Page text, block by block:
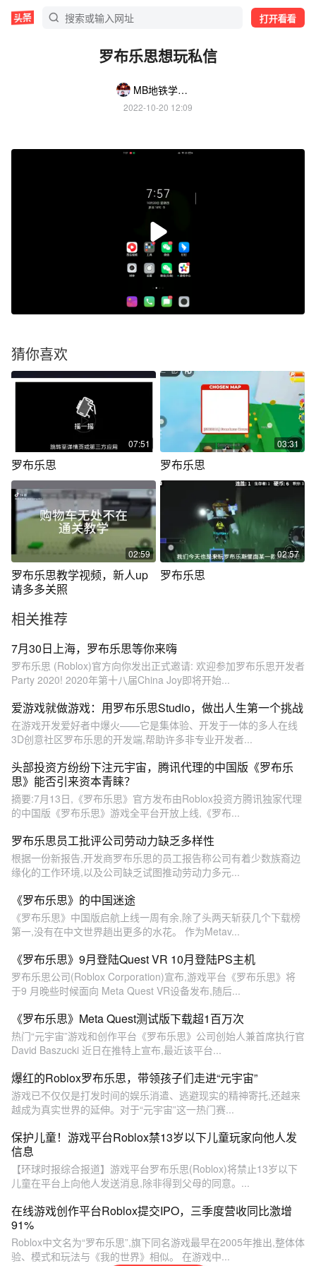
打开看看
罗布乐思想玩私信
MB地铁学院kun
2022-10-20 12:09
猜你喜欢
07:51
罗布乐思
03:31
罗布乐思
02:59
罗布乐思教学视频，新人up
请多多关照
02:57
罗布乐思
相关推荐
7月30日上海，罗布乐思等你来嗨
罗布乐思 (Roblox)官方向你发出正式邀请: 欢迎参加罗布乐思开发者
Party 2020! 2020年第十八届China Joy即将开始...
爱游戏就做游戏：用罗布乐思Studio，做出人生第一个挑战
在游戏开发爱好者中爆火——它是集体验、开发于一体的多人在线
3D创意社区罗布乐思的开发端,帮助许多非专业开发者...
头部投资方纷纷下注元宇宙，腾讯代理的中国版《罗布乐
思》能否引来资本青睐？
摘要:7月13日,《罗布乐思》官方发布由Roblox投资方腾讯独家代理
的中国版《罗布乐思》游戏全平台开放上线,《罗布...
罗布乐思员工批评公司劳动力缺乏多样性
根据一份新报告,开发商罗布乐思的员工报告称公司有着少数族裔边
缘化的工作环境,以及公司缺乏试图推动劳动力多元...
《罗布乐思》的中国迷途
《罗布乐思》中国版启航上线一周有余,除了头两天斩获几个下载榜
第一,没有在中文世界趟出更多的水花。 作为Metav...
《罗布乐思》9月登陆Quest VR 10月登陆PS主机
罗布乐思公司(Roblox Corporation)宣布,游戏平台《罗布乐思》将
于9 月晚些时候面向 Meta Quest VR设备发布,随后...
《罗布乐思》Meta Quest测试版下载超1百万次
热门“元宇宙”游戏和创作平台《罗布乐思》公司创始人兼首席执行官
David Baszucki 近日在推特上宣布,最近该平台...
爆红的Roblox罗布乐思，带领孩子们走进“元宇宙”
游戏已不仅仅是打发时间的娱乐消遣、逃避现实的精神寄托,还越来
越成为真实世界的延伸。对于“元宇宙”这一热门赛...
保护儿童！游戏平台Roblox禁13岁以下儿童玩家向他人发
信息
【环球时报综合报道】游戏平台罗布乐思(Roblox)将禁止13岁以下
儿童在平台上向他人发送消息,除非得到父母的同意。...
在线游戏创作平台Roblox提交IPO，三季度营收同比激增
91%
Roblox中文名为“罗布乐思”,旗下同名游戏最早在2005年推出,整体体
验、模式和玩法与《我的世界》相似。 在游戏中...